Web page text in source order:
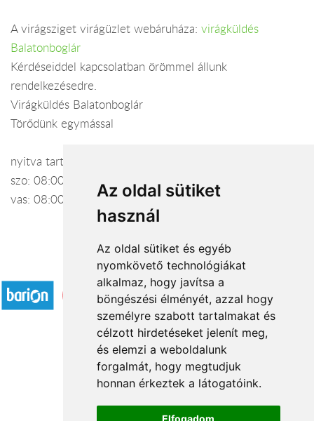
Az oldal sütiket
használ
Az oldal sütiket és egyéb
nyomkövető technológiákat
alkalmaz, hogy javítsa a
böngészési élményét, azzal hogy
személyre szabott tartalmakat és
célzott hirdetéseket jelenít meg,
és elemzi a weboldalunk
forgalmát, hogy megtudjuk
honnan érkeztek a látogatóink.
Elfogadom
A virágsziget virágüzlet webáruháza: virágküldés
Balatonboglár
Kérdéseiddel kapcsolatban örömmel állunk
rendelkezésedre.
Virágküldés Balatonboglár
Törődünk egymással
nyitva tartás: h-p: 08:00-17:00
szo: 08:00-14:00
vas: 08:00-12:00
Elfogadott fizetési módok
Rólunk
Kapcsolat
Á.SZ.F.